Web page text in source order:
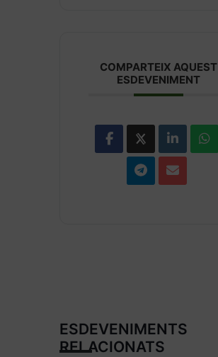
COMPARTEIX AQUEST
ESDEVENIMENT
ESDEVENIMENTS
RELACIONATS